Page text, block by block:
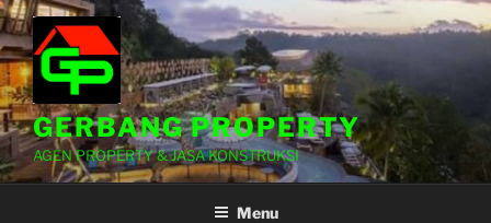
Lompat
ke
konten
GERBANG PROPERTY
AGEN PROPERTY & JASA KONSTRUKSI
Menu